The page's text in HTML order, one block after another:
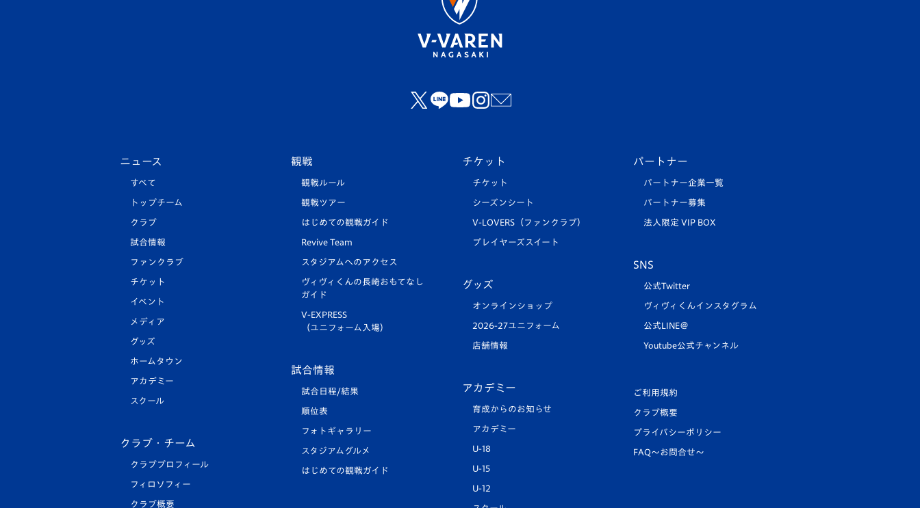
ニュース
すべて
トップチーム
クラブ
試合情報
ファンクラブ
チケット
イベント
メディア
グッズ
ホームタウン
アカデミー
スクール
クラブ・チーム
クラブプロフィール
フィロソフィー
クラブ概要
観戦
観戦ルール
観戦ツアー
はじめての観戦ガイド
Revive Team
スタジアムへのアクセス
ヴィヴィくんの長崎おもてなし
ガイド
V-EXPRESS
（ユニフォーム入場）
試合情報
試合日程/結果
順位表
フォトギャラリー
スタジアムグルメ
はじめての観戦ガイド
チケット
チケット
シーズンシート
V-LOVERS（ファンクラブ）
プレイヤーズスイート
グッズ
オンラインショップ
2026-27ユニフォーム
店舗情報
アカデミー
育成からのお知らせ
アカデミー
U-18
U-15
U-12
パートナー
パートナー企業一覧
パートナー募集
法人限定 VIP BOX
SNS
公式Twitter
ヴィヴィくんインスタグラム
公式LINE＠
Youtube公式チャンネル
ご利用規約
クラブ概要
プライバシーポリシー
FAQ〜お問合せ〜